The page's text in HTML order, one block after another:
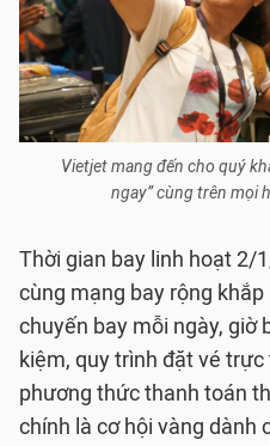
Vietjet mang đến cho quý
ngay” cùng trên mọi
Thời gian bay linh hoạt 2/
cùng mạng bay rộng
chuyến bay mỗi ngày, giờ
kiệm, quy trình đặt vé
phương thức thanh toán
chính là cơ hội vàng dành